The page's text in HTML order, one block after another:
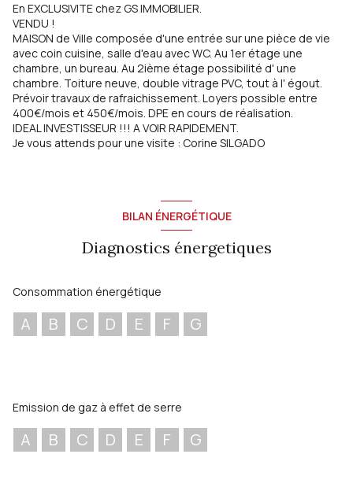
En EXCLUSIVITE chez GS IMMOBILIER.
VENDU !
MAISON de Ville composée d'une entrée sur une pièce de vie
avec coin cuisine, salle d'eau avec WC. Au 1er étage une
chambre, un bureau. Au 2ième étage possibilité d' une
chambre. Toiture neuve, double vitrage PVC, tout à l' égout.
Prévoir travaux de rafraichissement. Loyers possible entre
400€/mois et 450€/mois. DPE en cours de réalisation.
IDEAL INVESTISSEUR !!! A VOIR RAPIDEMENT.
Je vous attends pour une visite : Corine SILGADO
BILAN ÉNERGÉTIQUE
Diagnostics énergetiques
Consommation énergétique
A B C D E F G
Emission de gaz à effet de serre
A B C D E F G